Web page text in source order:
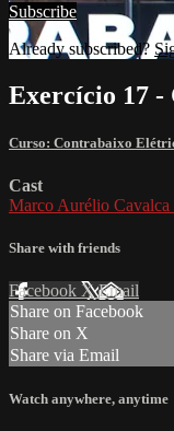
Subscribe
Already subscribed?
Exercício 17 -
Curso: Contrabaixo
Cast
Marco Aurélio Cavalca
Share with friends
Facebook XEmail
Share on Facebook
Share on X
Share via Email
Watch anywhere, anytime